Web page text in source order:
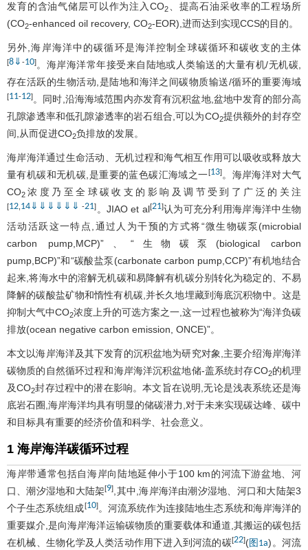
发育的含油气储层可以作为注入CO2、提高石油采收率的工程场所
(CO2-enhanced oil recovery, CO2-EOR),进而达到实现CCS的目的。
另外,海岸海洋中的碳循环是海洋控制全球碳循环和碳收支的主体
[8 ⇓ -10]。海岸海洋常年接受来自陆地或人类输送的大量有机/无机碳,
存在活跃的生物活动,是陆地和海洋之间碳物质输送/循环的重要海域
[11-12]。同时,沿海海域范围内亦发育有沉积盆地,盆地中发育的部分高
孔隙渗透率和低孔隙渗透率的岩石组合,可以为CO2提供额外的封存空
间,从而促进CO2负排放的发展。
海岸海洋通过生命活动、无机过程和海气相互作用可以吸收或释放大
量有机碳和无机碳,是重要的蓝色碳汇海域之一[13]。海岸海洋对大气
CO2 浓度乃至全球碳收支的影响及调节受到了广泛的关注
[12 14 ⇓ ⇓ ⇓ ⇓ ⇓ ⇓ -21] 。JIAO et al[21]认为可充分利用海岸海洋中生物
活动活跃这一特点,通过人为干预的方式将“微生物碳泵(microbial
carbon pump,MCP)”、“生物碳泵(biological carbon
pump,BCP)”和“碳酸盐泵(carbonate carbon pump,CCP)”有机地结合
起来,将海水中的溶解无机碳和易降解有机碳分别转化为稳定的、不易
降解的碳酸盐矿物和惰性有机碳,并长久地埋藏到海底沉积物中。这是
抑制大气中CO2浓度上升的可选方案之一,这一过程也被称为“海洋负碳
排放(ocean negative carbon emission, ONCE)”。
本文以海岸海洋及其下发育的沉积盆地为研究对象,主要介绍海岸海洋
碳物质的自然循环过程和海岸海洋沉积盆地储-盖系统封存CO2的机理
及CO2封存过程中的潜在影响。本文旨在说明,无论是浅表系统还是海
底岩石圈,海岸海洋均具有明显的储碳潜力,对于未来实现碳达峰、碳中
和目标具有重要的经济价值和科学、社会意义。
1 海岸海洋碳循环过程
海岸带通常包括自海岸向陆地延伸小于100 km的河流下游盆地、河
口、潮汐湿地和大陆架[9] ,其中,海岸海洋由潮汐湿地、河口和大陆架3
个子生态系统组成[10]。河流系统作为连接陆地生态系统和海岸海洋的
重要媒介,是向海岸海洋运输碳物质的重要载体和通道,其搬运的碳包括
在机械、生物化学及人类活动作用下进入到河流的碳[22](图1a)。河流